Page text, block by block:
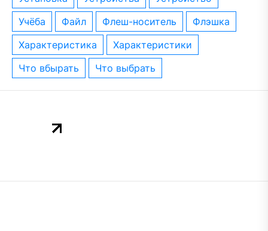
учёба
файл флеш-носитель
флэшка
характеристика
характеристики
что вбырать
что выбрать